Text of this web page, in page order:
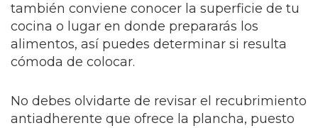
también conviene conocer la superficie de tu
cocina o lugar en donde prepararás los
alimentos, así puedes determinar si resulta
cómoda de colocar.
No debes olvidarte de revisar el recubrimiento
antiadherente que ofrece la plancha, puesto